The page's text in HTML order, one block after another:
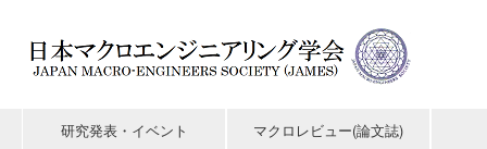
研究発表・イベント マクロレビュー(論文誌)